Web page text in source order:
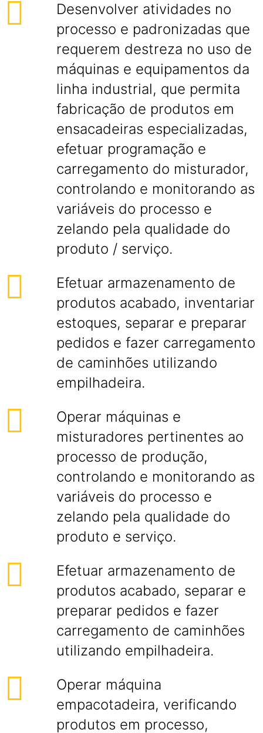
Desenvolver atividades no
processo e padronizadas que
requerem destreza no uso de
máquinas e equipamentos da
linha industrial, que permita
fabricação de produtos em
ensacadeiras especializadas,
efetuar programação e
carregamento do misturador,
controlando e monitorando as
variáveis do processo e
zelando pela qualidade do
produto / serviço.
Efetuar armazenamento de
produtos acabado, inventariar
estoques, separar e preparar
pedidos e fazer carregamento
de caminhões utilizando
empilhadeira.
Operar máquinas e
misturadores pertinentes ao
processo de produção,
controlando e monitorando as
variáveis do processo e
zelando pela qualidade do
produto e serviço.
Efetuar armazenamento de
produtos acabado, separar e
preparar pedidos e fazer
carregamento de caminhões
utilizando empilhadeira.
Operar máquina
empacotadeira, verificando
produtos em processo,